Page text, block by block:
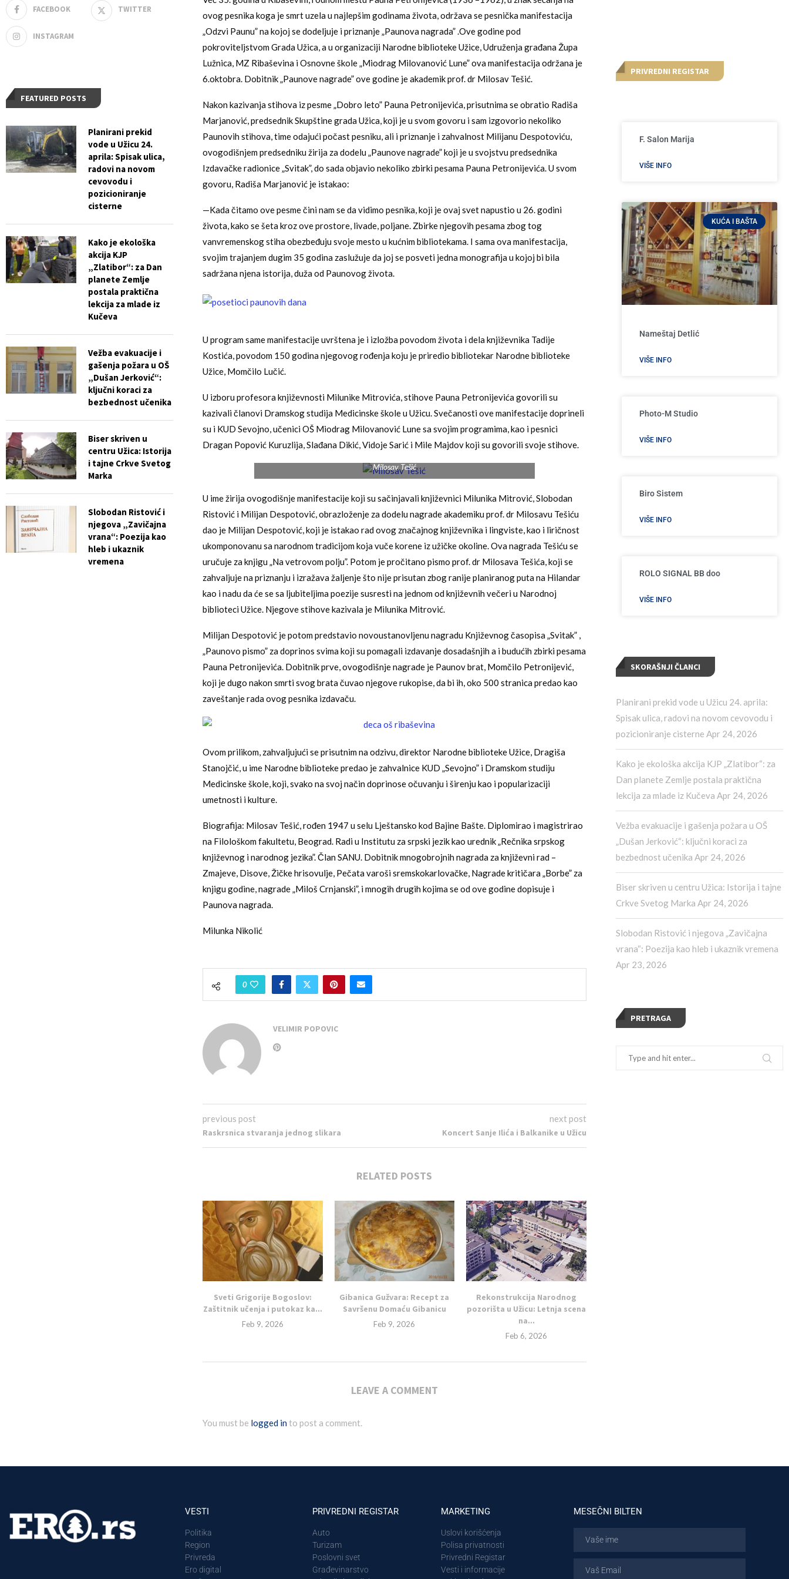
ovog pesnika koga je smrt uzela u najlepšim godinama života, održava se pesnička manifestacija
„Odzvi Paunu” na kojoj se dodeljuje i priznanje „Paunova nagrada” .Ove godine pod
pokroviteljstvom Grada Užica, a u organizaciji Narodne biblioteke Užice, Udruženja građana Župa
Lužnica, MZ Ribaševina i Osnovne škole „Miodrag Milovanović Lune” ova manifestacija održana je
6.oktobra. Dobitnik „Paunove nagrade” ove godine je akademik prof. dr Milosav Tešić.
Nakon kazivanja stihova iz pesme „Dobro leto” Pauna Petronijevića, prisutnima se obratio Radiša
Marjanović, predsednik Skupštine grada Užica, koji je u svom govoru i sam izgovorio nekoliko
Paunovih stihova, time odajući počast pesniku, ali i priznanje i zahvalnost Milijanu Despotoviću,
ovogodišnjem predsedniku žirija za dodelu „Paunove nagrade” koji je u svojstvu predsednika
Izdavačke radionice „Svitak”, do sada objavio nekoliko zbirki pesama Pauna Petronijevića. U svom
govoru, Radiša Marjanović je istakao:
—Kada čitamo ove pesme čini nam se da vidimo pesnika, koji je ovaj svet napustio u 26. godini
života, kako se šeta kroz ove prostore, livade, poljane. Zbirke njegovih pesama zbog tog
vanvremenskog stiha obezbeđuju svoje mesto u kućnim bibliotekama. I sama ova manifestacija,
svojim trajanjem dugim 35 godina zaslužuje da joj se posveti jedna monografija u kojoj bi bila
sadržana njena istorija, duža od Paunovog života.
U program same manifestacije uvrštena je i izložba povodom života i dela književnika Tadije
Kostića, povodom 150 godina njegovog rođenja koju je priredio bibliotekar Narodne biblioteke
Užice, Momčilo Lučić.
U izboru profesora književnosti Milunike Mitrovića, stihove Pauna Petronijevića govorili su
kazivali članovi Dramskog studija Medicinske škole u Užicu. Svečanosti ove manifestacije doprineli
su i KUD Sevojno, učenici OŠ Miodrag Milovanović Lune sa svojim programima, kao i pesnici
Dragan Popović Kuruzlija, Slađana Dikić, Vidoje Sarić i Mile Majdov koji su govorili svoje stihove.
Milosav Tešić
U ime žirija ovogodišnje manifestacije koji su sačinjavali književnici Milunika Mitrović, Slobodan
Ristović i Milijan Despotović, obrazloženje za dodelu nagrade akademiku prof. dr Milosavu Tešiću
dao je Milijan Despotović, koji je istakao rad ovog značajnog književnika i lingviste, kao i liričnost
ukomponovanu sa narodnom tradicijom koja vuče korene iz užičke okoline. Ova nagrada Tešiću se
uručuje za knjigu „Na vetrovom polju”. Potom je pročitano pismo prof. dr Milosava Tešića, koji se
zahvaljuje na priznanju i izražava žaljenje što nije prisutan zbog ranije planiranog puta na Hilandar
kao i nadu da će se sa ljubiteljima poezije susresti na jednom od književnih večeri u Narodnoj
biblioteci Užice. Njegove stihove kazivala je Milunika Mitrović.
Milijan Despotović je potom predstavio novoustanovljenu nagradu Književnog časopisa „Svitak” ,
„Paunovo pismo” za doprinos svima koji su pomagali izdavanje dosadašnjih a i budućih zbirki pesama
Pauna Petronijevića. Dobitnik prve, ovogodišnje nagrade je Paunov brat, Momčilo Petronijević,
koji je dugo nakon smrti svog brata čuvao njegove rukopise, da bi ih, oko 500 stranica predao kao
zaveštanje rada ovog pesnika izdavaču.
Ovom prilikom, zahvaljujući se prisutnim na odzivu, direktor Narodne biblioteke Užice, Dragiša
Stanojčić, u ime Narodne biblioteke predao je zahvalnice KUD „Sevojno” i Dramskom studiju
Medicinske škole, koji, svako na svoj način doprinose očuvanju i širenju kao i popularizaciji
umetnosti i kulture.
Biografija: Milosav Tešić, rođen 1947 u selu Lještansko kod Bajine Bašte. Diplomirao i magistrirao
na Filološkom fakultetu, Beograd. Radi u Institutu za srpski jezik kao urednik „Rečnika srpskog
književnog i narodnog jezika”. Član SANU. Dobitnik mnogobrojnih nagrada za književni rad –
Zmajeve, Disove, Žičke hrisovulje, Pečata varoši sremskokarlovačke, Nagrade kritičara „Borbe” za
knjigu godine, nagrade „Miloš Crnjanski”, i mnogih drugih kojima se od ove godine dopisuje i
Paunova nagrada.
Milunka Nikolić
0
VELIMIR POPOVIC
previous post
Raskrsnica stvaranja jednog slikara
next post
Koncert Sanje Ilića i Balkanike u Užicu
RELATED POSTS
Sveti Grigorije Bogoslov:
Zaštitnik učenja i putokaz ka...
Feb 9, 2026
Gibanica Gužvara: Recept za
Savršenu Domaću Gibanicu
Feb 9, 2026
Rekonstrukcija Narodnog
pozorišta u Užicu: Letnja scena
na...
Feb 6, 2026
LEAVE A COMMENT
You must be logged into post a comment.
PRIVREDNI REGISTAR
F. Salon Marija
VIŠE INFO
KUĆA I BAŠTA
Nameštaj Detlić
VIŠE INFO
Photo-M Studio
VIŠE INFO
Biro Sistem
VIŠE INFO
ROLO SIGNAL BB doo
VIŠE INFO
SKORAŠNJI ČLANCI
Planirani prekid vode u Užicu 24. aprila:
Spisak ulica, radovi na novom cevovodu i
pozicioniranje cisterne Apr 24, 2026
Kako je ekološka akcija KJP „Zlatibor“: za
Dan planete Zemlje postala praktična
lekcija za mlade iz Kučeva Apr 24, 2026
Vežba evakuacije i gašenja požara u OŠ
„Dušan Jerković“: ključni koraci za
bezbednost učenika Apr 24, 2026
Biser skriven u centru Užica: Istorija i tajne
Crkve Svetog Marka Apr 24, 2026
Slobodan Ristović i njegova „Zavičajna
vrana“: Poezija kao hleb i ukaznik vremena
Apr 23, 2026
PRETRAGA
FACEBOOK TWITTER
INSTAGRAM
FEATURED POSTS
Planirani prekid
vode u Užicu 24.
aprila: Spisak ulica,
radovi na novom
cevovodu i
pozicioniranje
cisterne
Kako je ekološka
akcija KJP
„Zlatibor“: za Dan
planete Zemlje
postala praktična
lekcija za mlade iz
Kučeva
Vežba evakuacije i
gašenja požara u OŠ
„Dušan Jerković“:
ključni koraci za
bezbednost učenika
Biser skriven u
centru Užica: Istorija
i tajne Crkve Svetog
Marka
Slobodan Ristović i
njegova „Zavičajna
vrana“: Poezija kao
hleb i ukaznik
vremena
VESTI
Politika
Region
Privreda
Ero digital
PRIVREDNI REGISTAR
Auto
Turizam
Poslovni svet
Građevinarstvo
MARKETING
Uslovi korišćenja
Polisa privatnosti
Privredni Registar
Vesti i informacije
MESEČNI BILTEN